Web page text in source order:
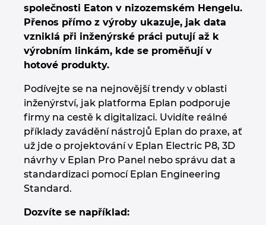
společnosti Eaton v nizozemském Hengelu.
Přenos přímo z výroby ukazuje, jak data
vzniklá při inženýrské práci putují až k
výrobním linkám, kde se proměňují v
hotové produkty.
Podívejte se na nejnovější trendy v oblasti
inženýrství, jak platforma Eplan podporuje
firmy na cestě k digitalizaci. Uvidíte reálné
příklady zavádění nástrojů Eplan do praxe, ať
už jde o projektování v Eplan Electric P8, 3D
návrhy v Eplan Pro Panel nebo správu dat a
standardizaci pomocí Eplan Engineering
Standard.
Dozvíte se například:
Indie
Indonesie
Irsko
Itálie
Izrael
Japonsko
Jihoafrická republika
Jižní Korea